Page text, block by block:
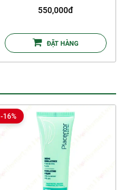
550,000đ
ĐẶT HÀNG
-16%